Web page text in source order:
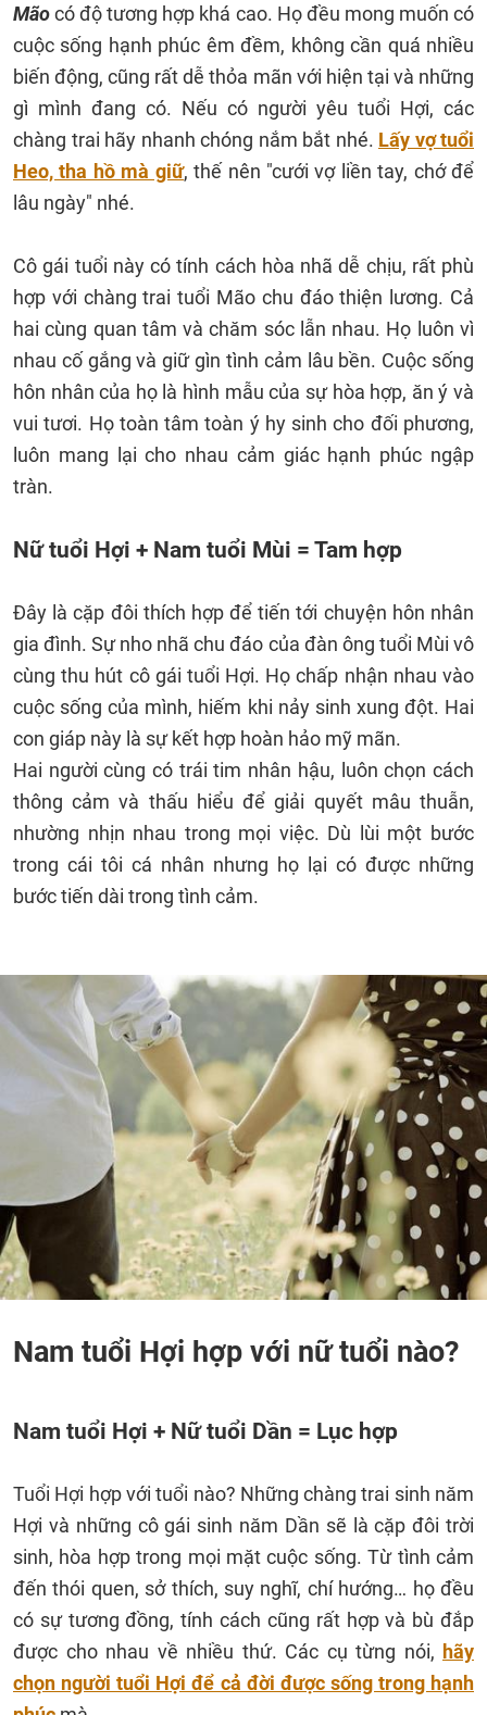
Mãocó độ tương hợp khá cao. Họ đều mong muốn có
cuộc sống hạnh phúc êm đềm, không cần quá nhiều
biến động, cũng rất dễ thỏa mãn với hiện tại và những
gì mình đang có. Nếu có người yêu tuổi Hợi, các
chàng trai hãy nhanh chóng nắm bắt nhé. Lấy vợ tuổi
Heo, tha hồ mà giữ, thế nên "cưới vợ liền tay, chớ để
lâu ngày" nhé.
Cô gái tuổi này có tính cách hòa nhã dễ chịu, rất phù
hợp với chàng trai tuổi Mão chu đáo thiện lương. Cả
hai cùng quan tâm và chăm sóc lẫn nhau. Họ luôn vì
nhau cố gắng và giữ gìn tình cảm lâu bền. Cuộc sống
hôn nhân của họ là hình mẫu của sự hòa hợp, ăn ý và
vui tươi. Họ toàn tâm toàn ý hy sinh cho đối phương,
luôn mang lại cho nhau cảm giác hạnh phúc ngập
tràn.
Nữ tuổi Hợi + Nam tuổi Mùi = Tam hợp
Đây là cặp đôi thích hợp để tiến tới chuyện hôn nhân
gia đình. Sự nho nhã chu đáo của đàn ông tuổi Mùi vô
cùng thu hút cô gái tuổi Hợi. Họ chấp nhận nhau vào
cuộc sống của mình, hiếm khi nảy sinh xung đột. Hai
con giáp này là sự kết hợp hoàn hảo mỹ mãn.
Hai người cùng có trái tim nhân hậu, luôn chọn cách
thông cảm và thấu hiểu để giải quyết mâu thuẫn,
nhường nhịn nhau trong mọi việc. Dù lùi một bước
trong cái tôi cá nhân nhưng họ lại có được những
bước tiến dài trong tình cảm.
Nam tuổi Hợi hợp với nữ tuổi nào?
Nam tuổi Hợi + Nữ tuổi Dần = Lục hợp
Tuổi Hợi hợp với tuổi nào? Những chàng trai sinh năm
Hợi và những cô gái sinh năm Dần sẽ là cặp đôi trời
sinh, hòa hợp trong mọi mặt cuộc sống. Từ tình cảm
đến thói quen, sở thích, suy nghĩ, chí hướng… họ đều
có sự tương đồng, tính cách cũng rất hợp và bù đắp
được cho nhau về nhiều thứ. Các cụ từng nói, hãy
chọn người tuổi Hợi để cả đời được sống trong hạnh